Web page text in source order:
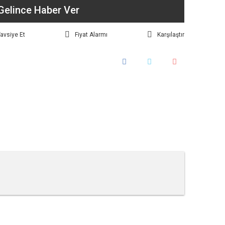
Haber Ver
Et Fiyat Alarmı Karşılaştır